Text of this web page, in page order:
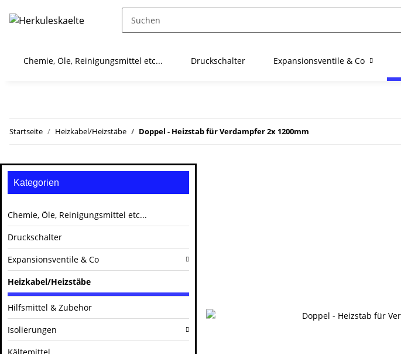
Chemie, Öle, Reinigungsmittel etc... Druckschalter Expansionsventile & Co
Startseite Heizkabel/Heizstäbe Doppel - Heizstab für Verdampfer 2x 1200mm
Kategorien
Chemie, Öle, Reinigungsmittel etc...
Druckschalter
Expansionsventile & Co
Heizkabel/Heizstäbe
Hilfsmittel & Zubehör
Isolierungen